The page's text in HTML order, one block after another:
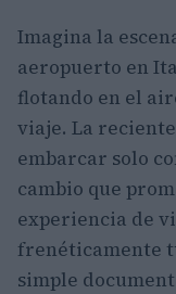
Imagina la
aeropuerto en
flotando en el
viaje. La
embarcar solo
cambio que
experiencia de
frenéticamente
simple